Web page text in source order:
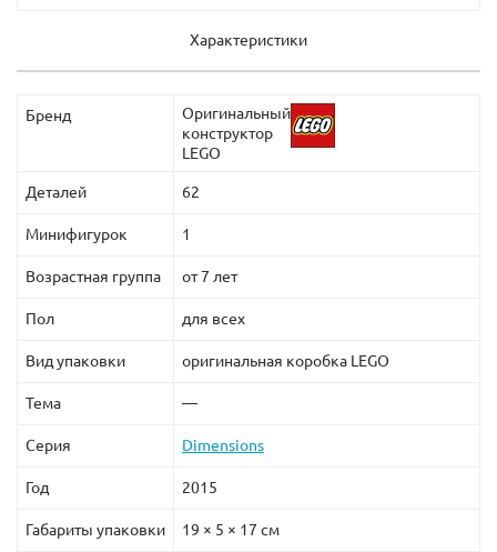
Характеристики
Бренд
Оригинальный
конструктор
LEGO
Деталей 62
Минифигурок 1
Возрастная группа от 7 лет
Пол для всех
Вид упаковки оригинальная коробка LEGO
Тема —
Серия Dimensions
Год 2015
Габариты упаковки 19 × 5 × 17 см